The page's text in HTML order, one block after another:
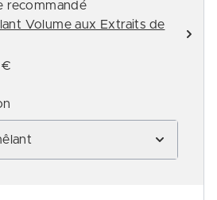
recommandé
Volume aux Extraits de
€